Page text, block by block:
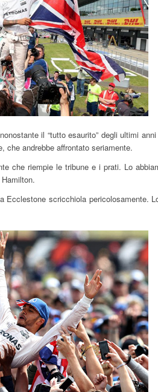
il “tutto esaurito” degli ultimi anni
che andrebbe affrontato seriamente.
che riempie le tribune e i prati. Lo
scricchiola pericolosamente.